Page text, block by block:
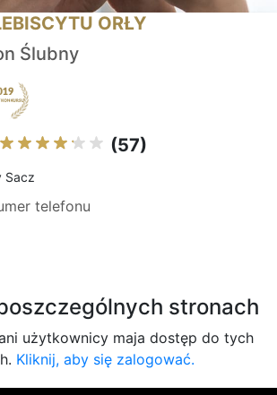
ORŁY
Ślubny
(57)
Sacz
telefonu
stronach
użytkownicy maja dostęp do tych
Kliknij, aby się zalogować.